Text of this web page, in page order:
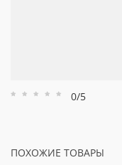
Рейтинг
Рейтинг
Рейтинг
Рейтинг
Рейтинг
0/5
ПОХОЖИЕ ТОВАРЫ